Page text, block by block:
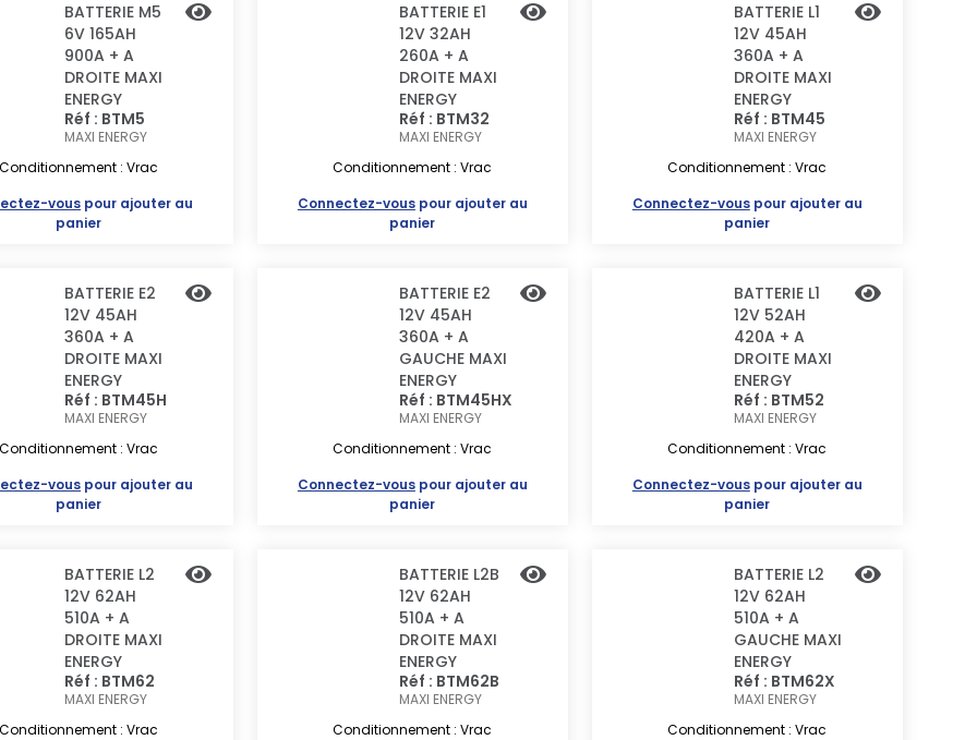
BATTERIE M5
6V 165AH
900A + A
DROITE MAXI
ENERGY
Réf : BTM5
MAXI ENERGY
: Vrac
vous pour ajouter au
panier
BATTERIE E1
12V 32AH
260A + A
DROITE MAXI
ENERGY
Réf : BTM32
MAXI ENERGY
Conditionnement : Vrac
Connectez-vouspour ajouter au
panier
BATTERIE L1
12V 45AH
360A + A
DROITE MAXI
ENERGY
Réf : BTM45
MAXI ENERGY
Conditionnement : Vrac
Connectez-vouspour ajouter au
panier
BATTERIE E2
12V 45AH
360A + A
DROITE MAXI
ENERGY
Réf : BTM45H
MAXI ENERGY
: Vrac
vous pour ajouter au
panier
BATTERIE E2
12V 45AH
360A + A
GAUCHE MAXI
ENERGY
Réf : BTM45HX
MAXI ENERGY
Conditionnement : Vrac
Connectez-vouspour ajouter au
panier
BATTERIE L1
12V 52AH
420A + A
DROITE MAXI
ENERGY
Réf : BTM52
MAXI ENERGY
Conditionnement : Vrac
Connectez-vouspour ajouter au
panier
BATTERIE L2
12V 62AH
510A + A
DROITE MAXI
ENERGY
Réf : BTM62
MAXI ENERGY
: Vrac
BATTERIE L2B
12V 62AH
510A + A
DROITE MAXI
ENERGY
Réf : BTM62B
MAXI ENERGY
Conditionnement : Vrac
BATTERIE L2
12V 62AH
510A + A
GAUCHE MAXI
ENERGY
Réf : BTM62X
MAXI ENERGY
Conditionnement : Vrac